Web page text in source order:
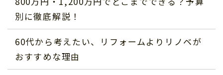
別に徹底解説！
60代から考えたい、リフォームよりリノベが
おすすめな理由